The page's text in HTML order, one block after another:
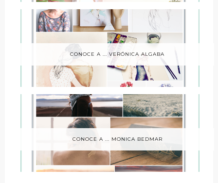
CONOCE A ... VERÓNICA ALGABA
CONOCE A ... MONICA BEDMAR